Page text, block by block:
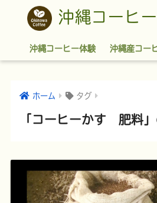
沖縄コーヒ
沖縄コーヒー体験 沖縄産コー
ホーム タグ
「コーヒーかす 肥料